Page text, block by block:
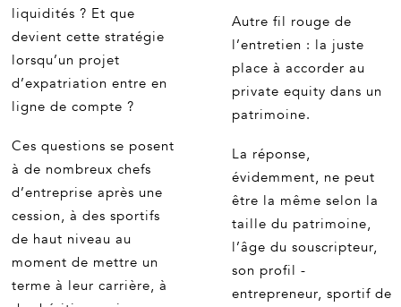
liquidités ? Et que
devient cette stratégie
lorsqu’un projet
d’expatriation entre en
ligne de compte ?
Ces questions se posent
à de nombreux chefs
d’entreprise après une
cession, à des sportifs
de haut niveau au
moment de mettre un
terme à leur carrière, à
Autre fil rouge de
l’entretien : la juste
place à accorder au
private equity dans un
patrimoine.
La réponse,
évidemment, ne peut
être la même selon la
taille du patrimoine,
l’âge du souscripteur,
son profil -
entrepreneur, sportif de